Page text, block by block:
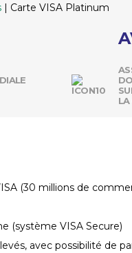
| Carte VISA Platinum
LA
(30 millions de
(système VISA Secure)
avec possibilité de